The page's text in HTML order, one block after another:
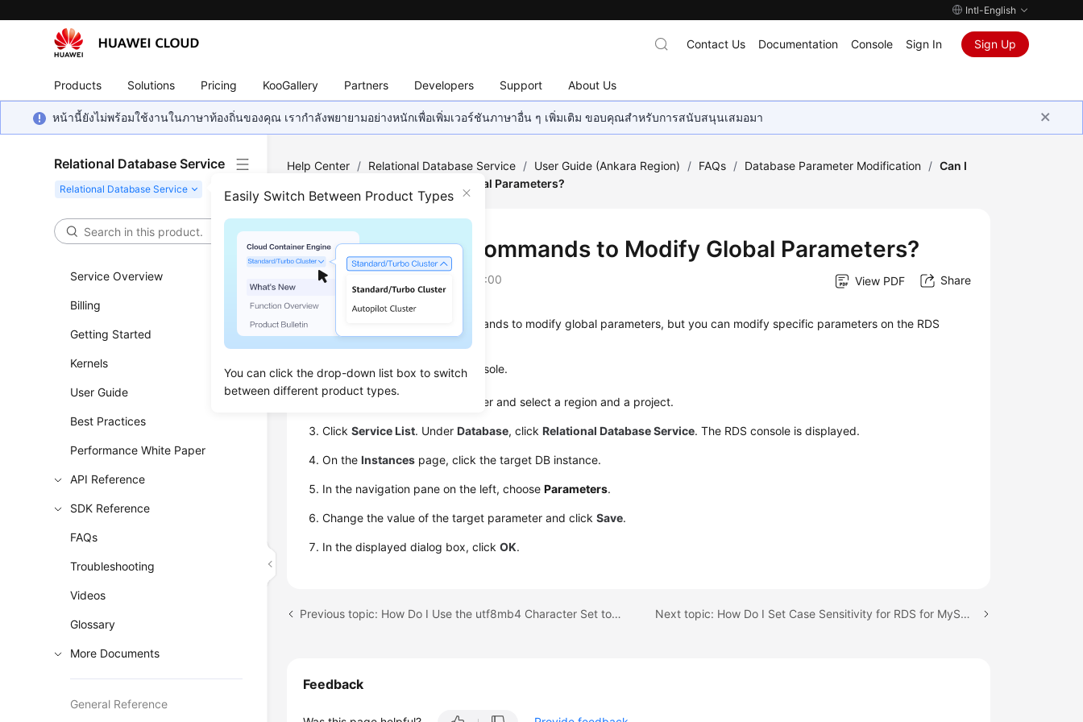
Intl-English
Products Solutions Pricing KooGallery Partners Developers Support About Us
Contact Us Documentation Console Sign In Sign Up
หน้านี้ยังไม่พร้อมใช้งานในภาษาท้องถิ่นของคุณ เรากำลังพยายามอย่างหนักเพื่อเพิ่มเวอร์ชันภาษาอื่น ๆ เพิ่มเติม ขอบคุณสำหรับการสนับสนุนเสมอมา
Relational Database Service
Easily Switch Between Product Types
You can click the drop-down list box to switch
between different product types.
Service Overview
Billing
Getting Started
Kernels
User Guide
Best Practices
Performance White Paper
API Reference
SDK Reference
FAQs
Troubleshooting
Videos
Glossary
More Documents
General Reference
Help Center / Relational Database Service / User Guide (Ankara Region) / FAQs / Database Parameter Modification / Can I
Use SQL Commands to Modify Global Parameters?
Can I Use SQL Commands to Modify Global Parameters?
Updated on 2024-04-11 GMT+08:00 View PDF Share
Sorry, you cannot use SQL commands to modify global parameters, but you can modify specific parameters on the RDS
Log in to the management console.
Click in the upper left corner and select a region and a project.
ClickService List. UnderDatabase, clickRelational Database Service. The RDS console is displayed.
On theInstances page, click the target DB instance.
In the navigation pane on the left, chooseParameters.
Change the value of the target parameter and clickSave.
In the displayed dialog box, clickOK.
Previous topic: How Do I Use the utf8mb4 Character Set to Store Emojis in an RDS for MySQL DB Instance? Next topic: How Do I Set Case Sensitivity for RDS for MySQL Table Names?
Feedback